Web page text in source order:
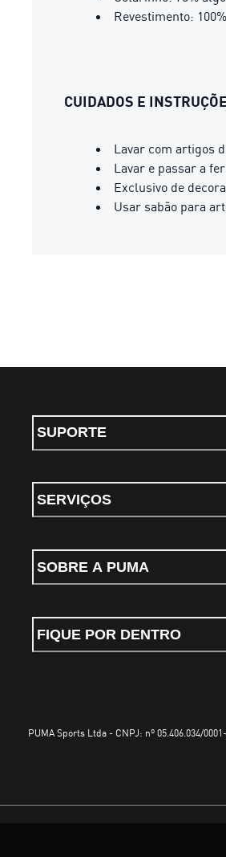
Revestimento:
CUIDADOS E
Lavar com artigos
Lavar e passar a
Exclusivo de
Usar sabão para
SUPORTE
SERVIÇOS
SOBRE A PUMA
FIQUE POR DENTRO
PUMA Sports Ltda - CNPJ: nº 05.406.034/